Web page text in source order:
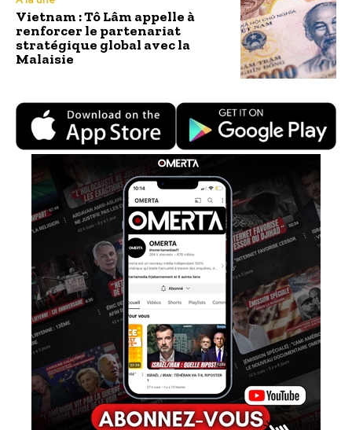
Vietnam : Tô Lâm appelle à
renforcer le partenariat
stratégique global avec la
Malaisie